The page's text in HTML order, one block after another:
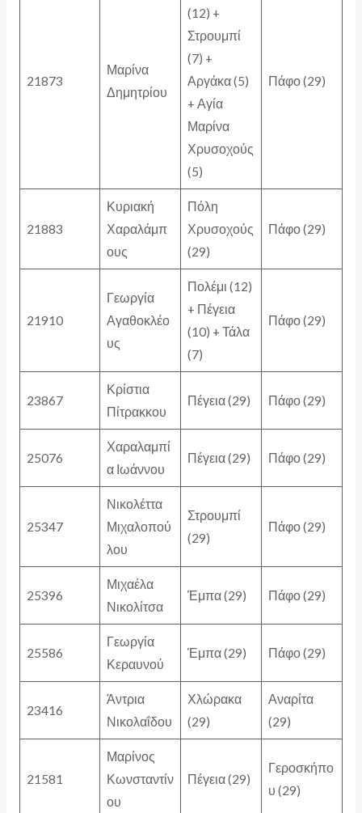
21873
Μαρίνα
Δημητρίου
(12) +
Στρουμπί
(7) +
Αργάκα (5)
+ Αγία
Μαρίνα
Χρυσοχούς
(5)
Πάφο (29)
21883
Κυριακή
Χαραλάμπ
ους
Πόλη
Χρυσοχούς
(29)
Πάφο (29)
21910
Γεωργία
Αγαθοκλέο
υς
Πολέμι (12)
+ Πέγεια
(10) + Τάλα
(7)
Πάφο (29)
23867
Κρίστια
Πίτρακκου
Πέγεια (29) Πάφο (29)
25076
Χαραλαμπί
α Ιωάννου
Πέγεια (29) Πάφο (29)
25347
Νικολέττα
Μιχαλοπού
λου
Στρουμπί
(29)
Πάφο (29)
25396
Μιχαέλα
Νικολίτσα
Έμπα (29) Πάφο (29)
25586
Γεωργία
Κεραυνού
Έμπα (29) Πάφο (29)
23416
Άντρια
Νικολαΐδου
Χλώρακα
(29)
Αναρίτα
(29)
21581
Μαρίνος
Κωνσταντίν
ου
Πέγεια (29)
Γεροσκήπο
υ (29)